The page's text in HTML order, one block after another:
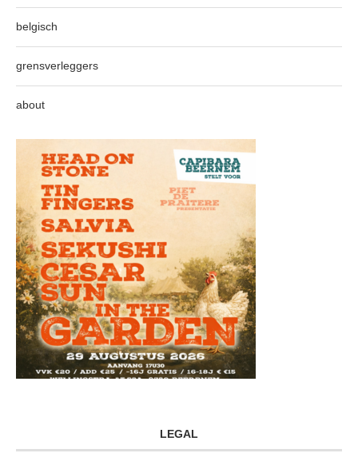
belgisch
grensverleggers
about
LEGAL